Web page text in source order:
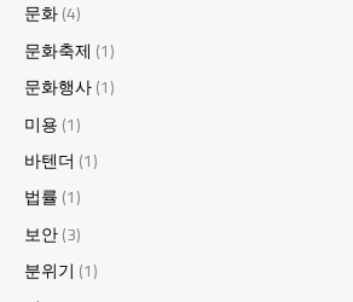
문화(4)
문화축제 (1)
문화행사(1)
미용(1)
바텐더 (1)
법률(1)
보안(3)
분위기 (1)